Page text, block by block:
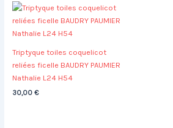
Triptyque toiles coquelicot
reliées ficelle BAUDRY PAUMIER
Nathalie L24 H54
30,00 €